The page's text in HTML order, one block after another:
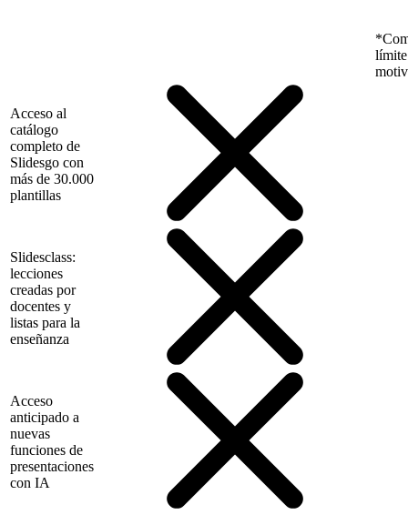
límite
Acceso al
catálogo
completo de
Slidesgo con
más de 30.000
plantillas
Slidesclass:
lecciones
creadas por
docentes y
listas para la
enseñanza
Acceso
anticipado a
nuevas
funciones de
presentaciones
con IA